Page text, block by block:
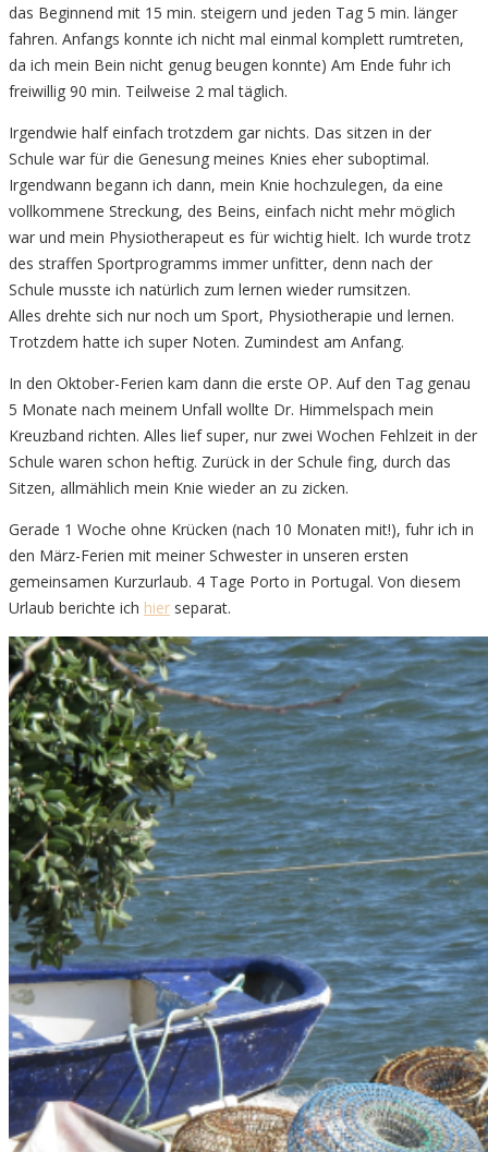
das Beginnend mit 15 min. steigern und jeden Tag 5 min. länger
fahren. Anfangs konnte ich nicht mal einmal komplett rumtreten,
da ich mein Bein nicht genug beugen konnte) Am Ende fuhr ich
freiwillig 90 min. Teilweise 2 mal täglich.
Irgendwie half einfach trotzdem gar nichts. Das sitzen in der
Schule war für die Genesung meines Knies eher suboptimal.
Irgendwann begann ich dann, mein Knie hochzulegen, da eine
vollkommene Streckung, des Beins, einfach nicht mehr möglich
war und mein Physiotherapeut es für wichtig hielt. Ich wurde trotz
des straffen Sportprogramms immer unfitter, denn nach der
Schule musste ich natürlich zum lernen wieder rumsitzen.
Alles drehte sich nur noch um Sport, Physiotherapie und lernen.
Trotzdem hatte ich super Noten. Zumindest am Anfang.
In den Oktober-Ferien kam dann die erste OP. Auf den Tag genau
5 Monate nach meinem Unfall wollte Dr. Himmelspach mein
Kreuzband richten. Alles lief super, nur zwei Wochen Fehlzeit in der
Schule waren schon heftig. Zurück in der Schule fing, durch das
Sitzen, allmählich mein Knie wieder an zu zicken.
Gerade 1 Woche ohne Krücken (nach 10 Monaten mit!), fuhr ich in
den März-Ferien mit meiner Schwester in unseren ersten
gemeinsamen Kurzurlaub. 4 Tage Porto in Portugal. Von diesem
Urlaub berichte ich hier separat.